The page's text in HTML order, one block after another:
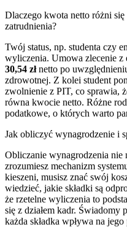
Dlaczego kwota netto różni się
zatrudnienia?
Twój status, np. studenta czy
wyliczenia. Umowa zlecenie z
30,54 złnetto po
zdrowotnej. Z kolei student
zwolnienie z PIT, co sprawia,
równa kwocie netto. Różne
podatkowe, o których warto
Jak obliczyć wynagrodzenie i
Obliczanie wynagrodzenia
zrozumiesz mechanizm
kieszeni, musisz znać swój
wiedzieć, jakie składki są
że rzetelne wyliczenia to
się z działem kadr.
każda składka wpływa na